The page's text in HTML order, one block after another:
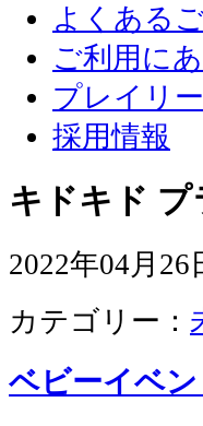
よくある
ご利用に
プレイリ
採用情報
キドキド
2022年04月26
カテゴリー：
ベビーイベ